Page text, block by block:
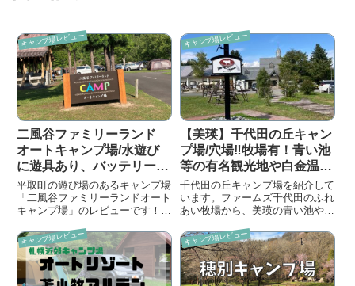
キャンプ場レビュー
二風谷ファミリーランド
オートキャンプ場/水遊び
に遊具あり、バッテリーカ
ーでも遊べて子連れに嬉し
い遊び場充実のオートサイ
トキャンプ場レビュー
平取町の遊び場のあるキャンプ場
「二風谷ファミリーランドオート
キャンプ場」のレビューです！！
キャンプ場レビュー
【美瑛】千代田の丘キャン
プ場/穴場‼牧場有！青い池
等の有名観光地や白金温泉
も近い！ファミリーで楽し
めるキャンプ場です！！
千代田の丘キャンプ場を紹介して
います。ファームズ千代田のふれ
あい牧場から、美瑛の青い池や白
れアウトドア情報です。
キャンプ場レビュー キャンプ場レビュー